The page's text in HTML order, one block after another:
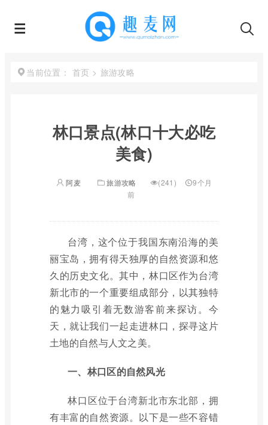
当前位置： 首页 > 旅游攻略
林口景点(林口十大必吃
美食)
阿麦 旅游攻略 (241)
9个月
前
台湾，这个位于我国东南沿海的美
丽宝岛，拥有得天独厚的自然资源和悠
久的历史文化。其中，林口区作为台湾
新北市的一个重要组成部分，以其独特
的魅力吸引着无数游客前来探访。今
天，就让我们一起走进林口，探寻这片
土地的自然与人文之美。
一、林口区的自然风光
林口区位于台湾新北市东北部，拥
有丰富的自然资源。以下是一些不容错